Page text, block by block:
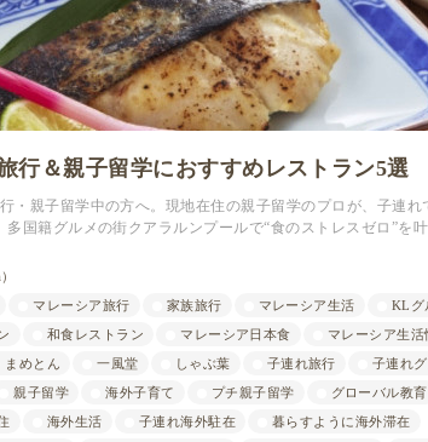
行＆親子留学におすすめレストラン5選
・親子留学中の方へ。現地在住の親子留学のプロが、子連れ
国籍グルメの街クアラルンプールで“食のストレスゼロ”を
マレーシア旅行 家族旅行 マレーシア生活
KLグ
和食レストラン マレーシア日本食
マレーシア生活
まめとん 一風堂 しゃぶ葉 子連れ旅行
子連れグ
親子留学 海外子育て プチ親子留学 グローバル教育
海外生活 子連れ海外駐在
暮らすように海外滞在